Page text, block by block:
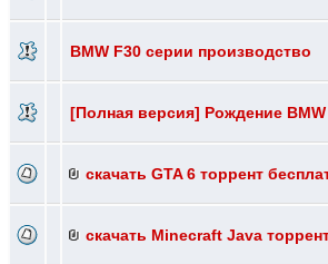
BMW F30 серии производство
[Полная версия] Рождение BMW
скачать GTA 6 торрент
скачать Minecraft Java